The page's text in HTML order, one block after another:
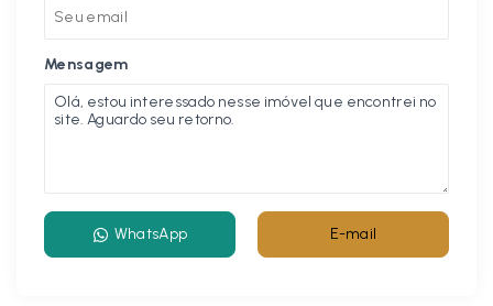
Mensagem
WhatsApp E-mail